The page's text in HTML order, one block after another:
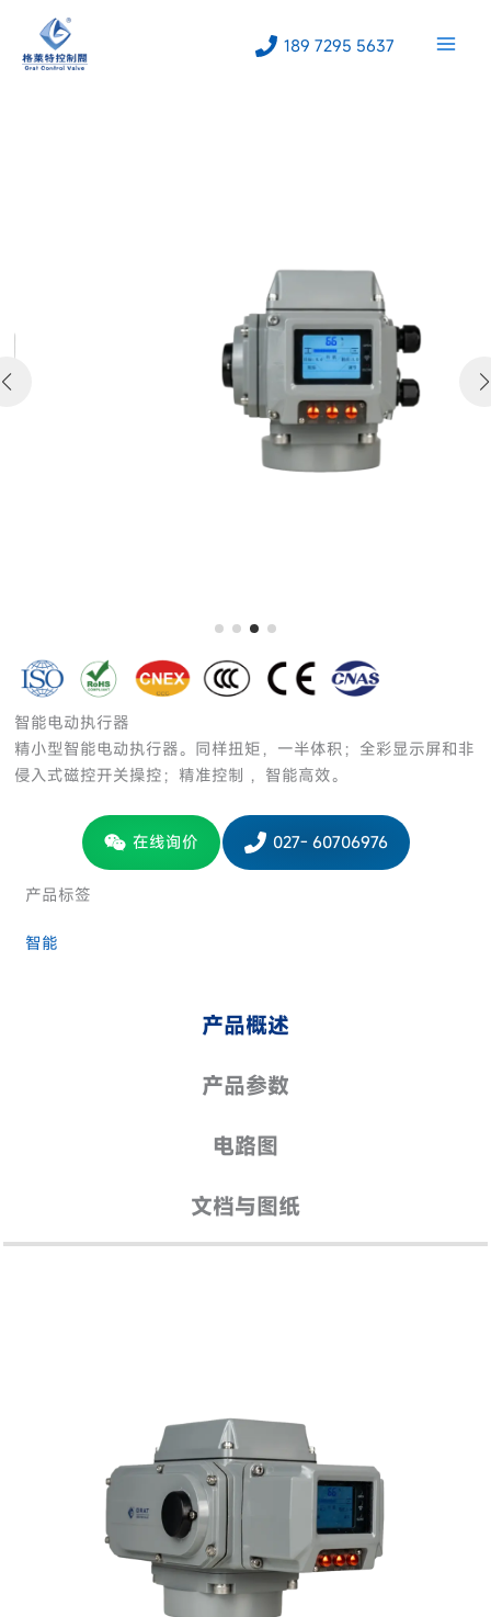
189 7295 5637
智能电动执行器
精小型智能电动执行器。同样扭矩，一半体积；全彩显示屏和非
侵入式磁控开关操控；精准控制 ，智能高效。
在线询价 027- 60706976
产品标签
智能
产品概述
产品参数
电路图
文档与图纸